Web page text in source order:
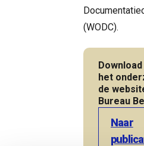
(WODC).
het
de
Bureau
Naar